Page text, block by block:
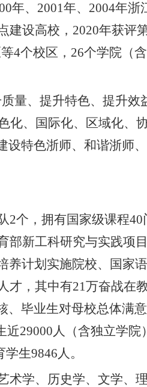
年、 2001年、 2004年浙
建设高校， 2020年获评
4个校区， 26个学院（
质量、提升特色、提升效
化、国际化、区域化、
设特色浙师、和谐浙师
2个，拥有国家级课程40
部新工科研究与实践项
养计划实施院校、国家
才，其中有21万奋战在
、毕业生对母校总体满
近29000人（含独立学院
学生9846人。
术学、历史学、文学、